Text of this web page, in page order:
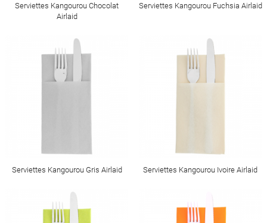
Serviettes Kangourou Chocolat
Airlaid
Serviettes Kangourou Fuchsia Airlaid
Serviettes Kangourou Gris Airlaid Serviettes Kangourou Ivoire Airlaid